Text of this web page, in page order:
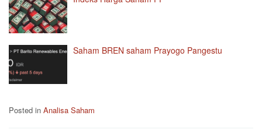
Saham BREN saham Prayogo Pangestu
Posted in Analisa Saham